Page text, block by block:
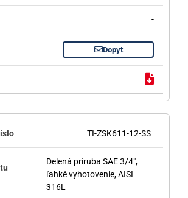
-
Dopyt
TI-ZSK611-12-SS
Delená príruba SAE 3/4",
ľahké vyhotovenie, AISI
316L